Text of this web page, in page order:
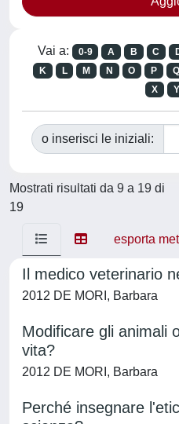
Vai a: 0-9 A B C
K
L M N O P Q
X
Y
o inserisci le iniziali:
Mostrati risultati da 9 a 19 di
19
esporta
Il medico veterinario
2012 DE MORI, Barbara
Modificare gli animali
vita?
2012 DE MORI, Barbara
Perché insegnare